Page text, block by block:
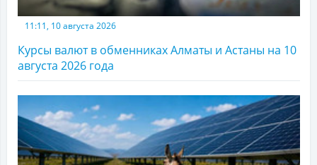
11:11, 10 августа 2026
Курсы валют в обменниках Алматы и Астаны на 10
августа 2026 года